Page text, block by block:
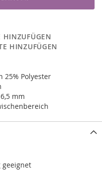
HINZUFÜGEN
HINZUFÜGEN
25% Polyester
mm
geeignet